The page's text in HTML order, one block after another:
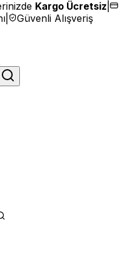
Kargo Ücretsiz
Güvenli Alışveriş